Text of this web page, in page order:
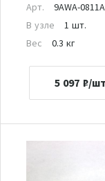
Арт.
9AWA-
В узле
1 шт.
Вес
0.3 кг
5 097 ₽/шт